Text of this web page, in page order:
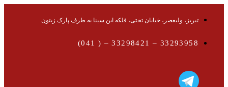
تبریز، ولیعصر، خیابان تختی، فلکه ابن سینا به طرف پارک زیتون
33293958 – 33298421 – ( 041)